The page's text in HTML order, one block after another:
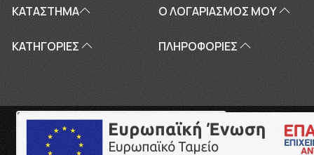
ΚΑΤΑΣΤΗΜΑ Ο ΛΟΓΑΡΙΑΣΜΌΣ ΜΟΥ
ΚΑΤΗΓΟΡΙΕΣ ΠΛΗΡΟΦΟΡΊΕΣ
Copyright © 2026touriki.gr